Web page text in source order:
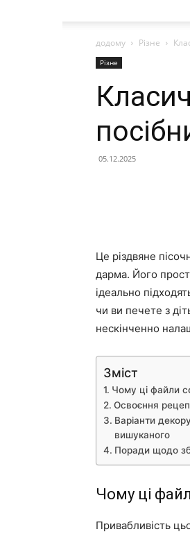
додому Різне
Різне
05.12.2025
Це різдвяне
дарма. Його
ідеально
чи ви печете з
нескінченно
Зміст
Чому ці файли
Освоєння
Варіанти
вишуканого
Поради щодо
Чому ці
Привабливість